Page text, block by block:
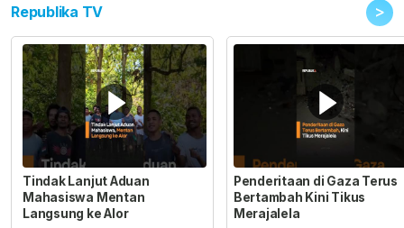
Republika TV >
Tindak Lanjut Aduan
Mahasiswa Mentan
Langsung ke Alor
Penderitaan di Gaza Terus
Bertambah Kini Tikus
Merajalela